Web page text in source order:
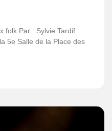
folk Par : Sylvie Tardif
5e Salle de la Place des